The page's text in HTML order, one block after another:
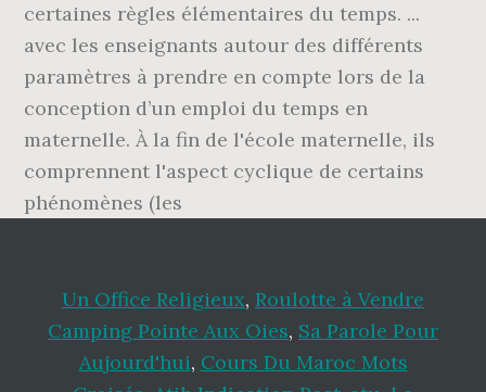
certaines règles élémentaires du temps. ...
avec les enseignants autour des différents
paramètres à prendre en compte lors de la
conception d’un emploi du temps en
maternelle. À la fin de l'école maternelle, ils
comprennent l'aspect cyclique de certains
phénomènes (les
Un Office Religieux, Roulotte à Vendre
Camping Pointe Aux Oies, Sa Parole Pour
Aujourd'hui, Cours Du Maroc Mots